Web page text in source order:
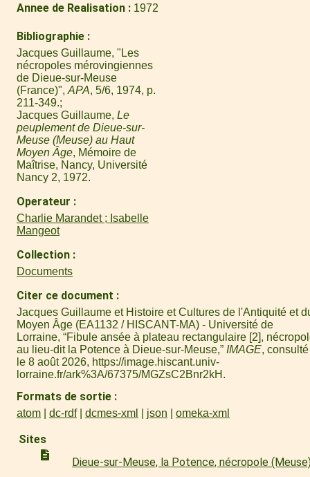
Annee de Realisation 1972
Bibliographie
Jacques Guillaume, "Les
nécropoles mérovingiennes
de Dieue-sur-Meuse
(France)", APA, 5/6, 1974, p.
211-349.
Jacques Guillaume, Le
peuplement de Dieue-sur-
Meuse (Meuse) au Haut
Moyen Âge, Mémoire de
Maîtrise, Nancy, Université
Nancy 2, 1972.
Operateur
Charlie Marandet ; Isabelle
Mangeot
Collection
Documents
Citer ce document
Jacques Guillaume et Histoire et Cultures de l'Antiquité et
Moyen Âge (EA1132 / HISCANT-MA) - Université de
Lorraine, “Fibule ansée à plateau rectangulaire [2],
au lieu-dit la Potence à Dieue-sur-Meuse,” IMAGE, consulté
le 8 août 2026, https://image.hiscant.univ-
lorraine.fr/ark%3A/67375/MGZsC2Bnr2kH .
Formats de sortie
atom dc-rdf dcmes-xml json omeka-xml
Sites
Dieue-sur-Meuse, la Potence, nécropole